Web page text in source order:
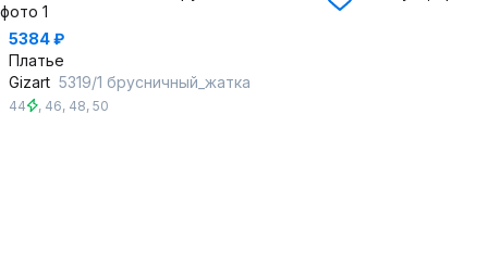
5384 ₽
Платье
Gizart 5319/1 брусничный_жатка
44 , 46, 48, 50